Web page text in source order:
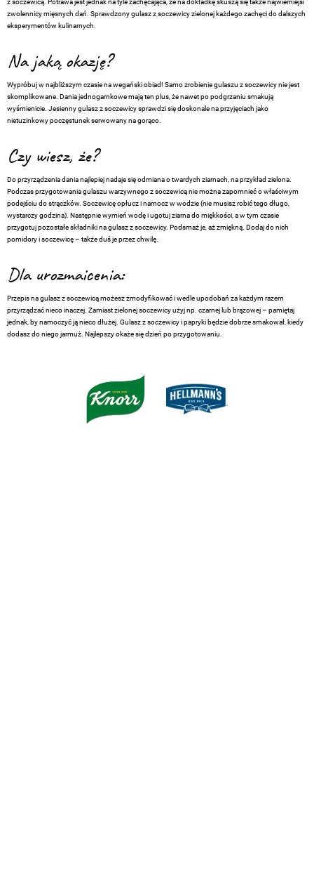
z soczewicą. Potrawa jest jednak na tyle zachęcająca, że na dokładkę skuszą się także najwierniejsi
zwolennicy mięsnych dań. Sprawdzony gulasz z soczewicy zielonej każdego zachęci do dalszych
eksperymentów kulinarnych.
Na jaką okazję?
Wypróbuj w najbliższym czasie na wegański obiad! Samo zrobienie gulaszu z soczewicy nie jest
skomplikowane. Dania jednogarnkowe mają ten plus, że nawet po podgrzaniu smakują
wyśmienicie. Jesienny gulasz z soczewicy sprawdzi się doskonale na przyjęciach jako
nietuzinkowy poczęstunek serwowany na gorąco.
Czy wiesz, że?
Do przyrządzenia dania najlepiej nadaje się odmiana o twardych ziarnach, na przykład zielona.
Podczas przygotowania gulaszu warzywnego z soczewicą nie można zapomnieć o właściwym
podejściu do strączków. Soczewicę opłucz i namocz w wodzie (nie musisz robić tego długo,
wystarczy godzina). Następnie wymień wodę i ugotuj ziarna do miękkości, a w tym czasie
przygotuj pozostałe składniki na gulasz z soczewicy. Podsmaż je, aż zmiękną. Dodaj do nich
pomidory i soczewicę – także duś je przez chwilę.
Dla urozmaicenia:
Przepis na gulasz z soczewicą możesz zmodyfikować i wedle upodobań za każdym razem
przyrządzać nieco inaczej. Zamiast zielonej soczewicy użyj np. czarnej lub brązowej – pamiętaj
jednak, by namoczyć ją nieco dłużej. Gulasz z soczewicy i papryki będzie dobrze smakował, kiedy
dodasz do niego jarmuż. Najlepszy okaże się dzień po przygotowaniu.